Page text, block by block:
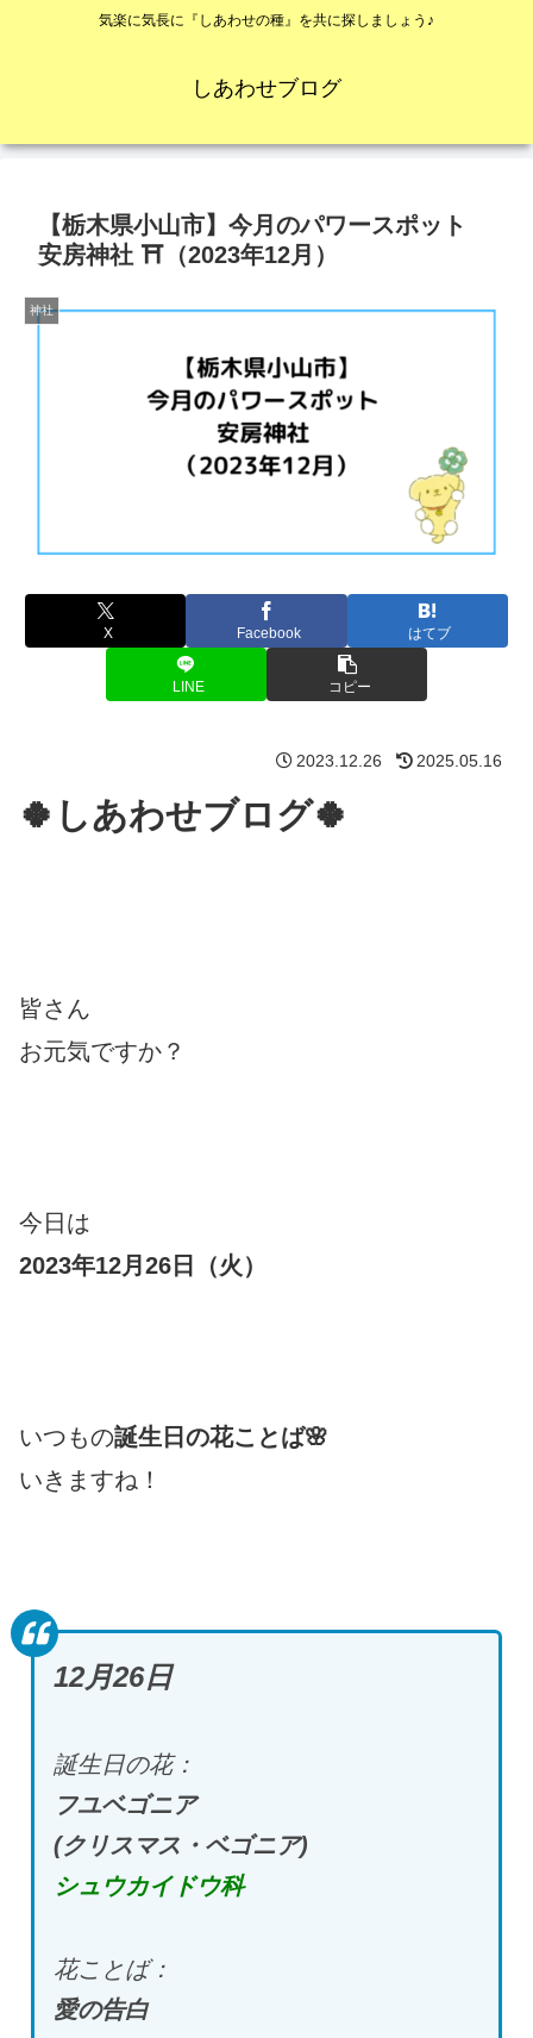
気楽に気長に『しあわせの種』を共に探しましょう♪
しあわせブログ
【栃木県小山市】今月のパワースポット
安房神社 ⛩（2023年12月）
神社
X Facebook はてブ
LINE コピー
2023.12.26 2025.05.16
🍀しあわせブログ🍀
皆さん
お元気ですか？
今日は
2023年12月26日（火）
いつもの誕生日の花ことば🌸
いきますね！
12月26日
誕生日の花：
フユベゴニア
(クリスマス・ベゴニア)
シュウカイドウ科
花ことば：
愛の告白